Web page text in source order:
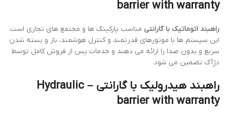
barrier with warranty
راهبند اتوماتیک با گارانتی مناسب پارکینگ ها و مجتمع های تجاری است.
این سیستم ها با موتورهای قدرتمند و کنترل هوشمند، باز و بسته شدن
سریع و بدون صدا را ارائه می دهند و خدمات پس از فروش کامل توسط
دژآک تضمین می شود.
راهبند هیدرولیک با گارانتی – Hydraulic
barrier with warranty